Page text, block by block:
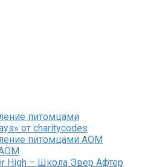
питомцами
от charitycodes
питомцами AOM
High – Школа Эвер Афтер